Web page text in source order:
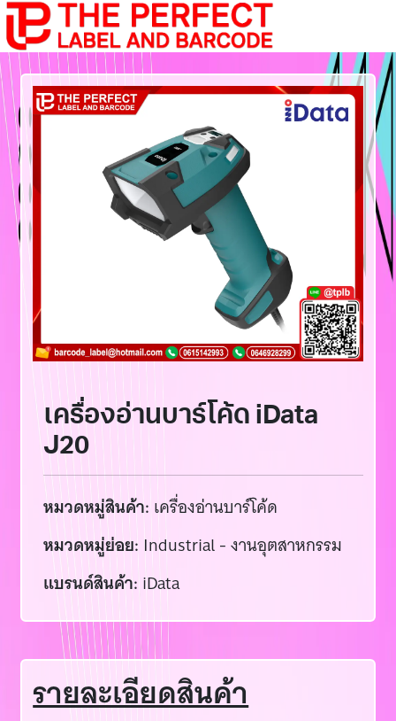
เครื่องอ่านบาร์โค้ด iData
J20
หมวดหมู่สินค้า: เครื่องอ่านบาร์โค้ด
หมวดหมู่ย่อย: Industrial - งานอุตสาหกรรม
แบรนด์สินค้า: iData
รายละเอียดสินค้า